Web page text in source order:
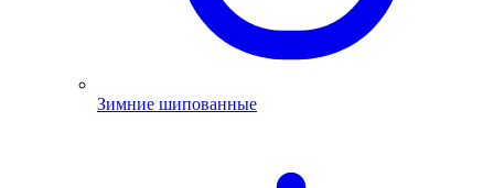
Зимние шипованные